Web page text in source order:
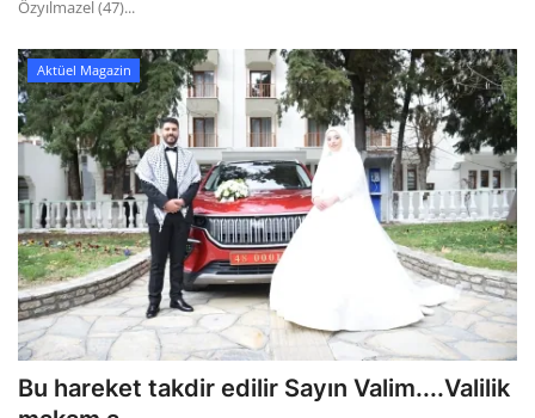
Özyılmazel (47)...
Aktüel Magazin
Bu hareket takdir edilir Sayın Valim....Valilik